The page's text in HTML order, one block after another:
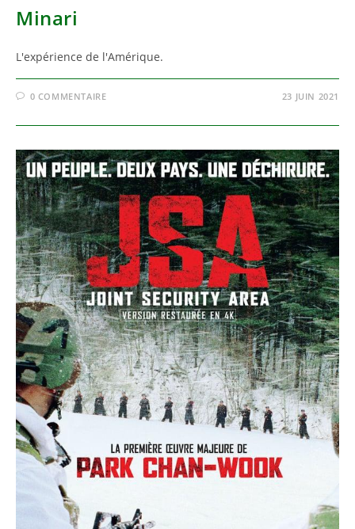
Minari
L'expérience de l'Amérique.
0 COMMENTAIRE 23 JUIN 2021